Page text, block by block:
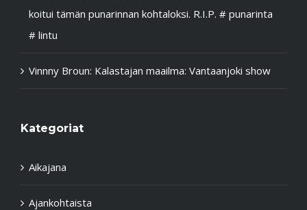
koitui tämän punarinnan kohtaloksi. R.I.P. # punarinta
# lintu
Vinnny Broun: Kalastajan maailma: Vantaanjoki show
Kategoriat
Aikajana
Ajankohtaista